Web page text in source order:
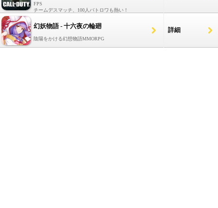
FPS
チームデスマッチ、100人バトロワも熱い！
幻妖物語 - 十六夜の輪廻
陰陽をかける幻想物語MMORPG
詳細